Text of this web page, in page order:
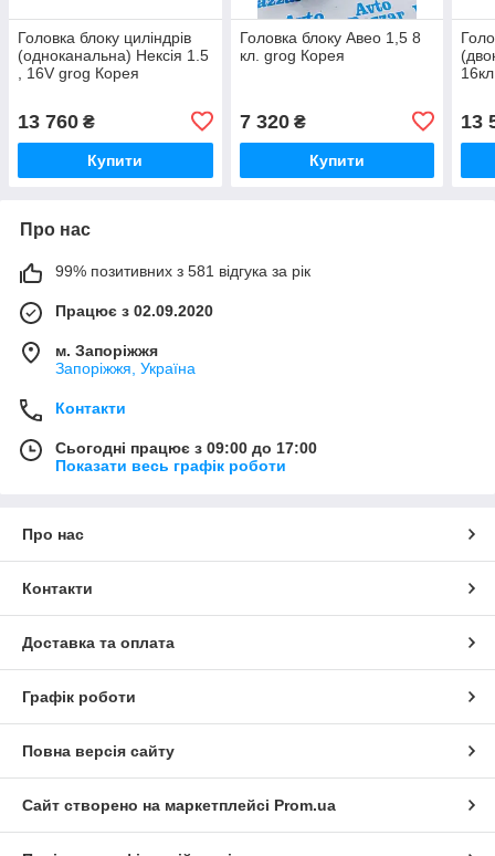
Головка блоку циліндрів
(одноканальна) Нексія 1.5
, 16V grog Корея
13 760 ₴
Купити
Головка блоку Авео 1,5 8
кл. grog Корея
7 320₴
Купити
13
Про нас
99% позитивних з 581 відгука за рік
Працює з 02.09.2020
м. Запоріжжя
Запоріжжя, Україна
Контакти
Сьогодні працює з 09:00 до 17:00
Показати весь графік роботи
Про нас
Контакти
Доставка та оплата
Графік роботи
Повна версія сайту
Сайт створено на маркетплейсі Prom.ua